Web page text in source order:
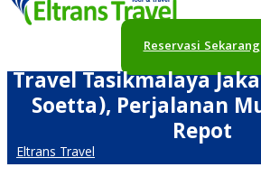
Reservasi Sekarang
Travel Tasikmalaya
Soetta), Perjalanan
Repot
Eltrans Travel